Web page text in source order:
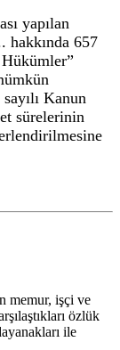
yapılan
657
Kanun
sürelerinin
memur, işçi ve
özlük
ile